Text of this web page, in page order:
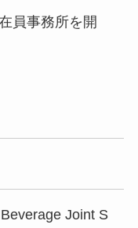
員事務所を開
Joint S